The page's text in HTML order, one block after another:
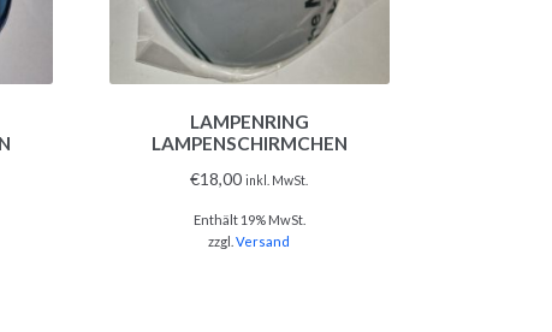
LAMPENRING
LAMPENSCHIRMCHEN
€18,00 inkl. MwSt.
Enthält 19% MwSt.
zzgl.Versand